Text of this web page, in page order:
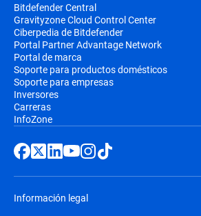
Bitdefender Central
Gravityzone Cloud Control Center
Ciberpedia de Bitdefender
Portal Partner Advantage Network
Portal de marca
Soporte para productos domésticos
Soporte para empresas
Inversores
Carreras
InfoZone
Información legal